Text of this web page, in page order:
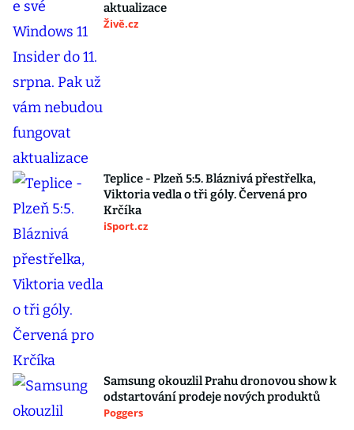
aktualizace
Živě.cz
Teplice - Plzeň 5:5. Bláznivá přestřelka,
Viktoria vedla o tři góly. Červená pro
Krčíka
iSport.cz
Samsung okouzlil Prahu dronovou show k
odstartování prodeje nových produktů
Poggers